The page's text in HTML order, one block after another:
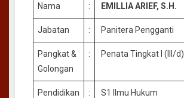
Nama : EMILLIA ARIEF, S.H.
Jabatan : Panitera Pengganti
Pangkat &
Golongan
: Penata Tingkat I (III/d)
Pendidikan : S1 Ilmu Hukum